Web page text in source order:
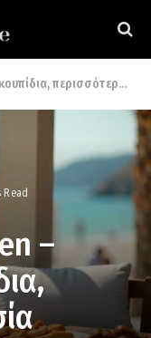
περισσότερη ουσία
Read
–